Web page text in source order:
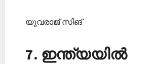
യുവരാജ് സിങ്‌
7. ഇന്ത്യയില്‍